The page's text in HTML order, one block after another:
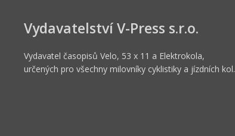
Vydavatelství V-Press s.r.o.
Vydavatel časopisů Velo, 53 x 11 a Elektrokola,
určených pro všechny milovníky cyklistiky a jízdních kol.